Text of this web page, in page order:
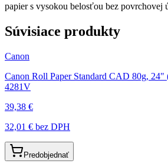
papier s vysokou belosťou bez povrchovej
Súvisiace produkty
Canon
Canon Roll Paper Standard CAD 80g, 24"
4281V
39,38 €
32,01 € bez DPH
Predobjednať